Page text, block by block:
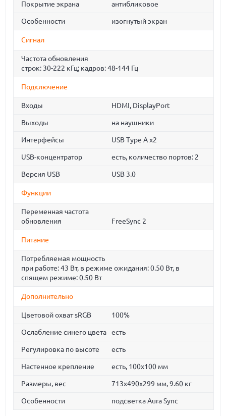
Покрытие экрана антибликовое
Особенности изогнутый экран
Сигнал
Частота обновления
строк: 30-222 кГц; кадров: 48-144 Гц
Подключение
Входы HDMI, DisplayPort
Выходы на наушники
Интерфейсы USB Type A x2
USB-концентратор есть, количество портов: 2
Версия USB USB 3.0
Функции
Переменная частота
обновления
FreeSync 2
Питание
Потребляемая мощность
при работе: 43 Вт, в режиме ожидания: 0.50 Вт, в
спящем режиме: 0.50 Вт
Дополнительно
Цветовой охват sRGB 100%
Ослабление синего цвета есть
Регулировка по высоте есть
Настенное крепление есть, 100x100 мм
Размеры, вес 713x490x299 мм, 9.60 кг
Особенности подсветка Aura Sync